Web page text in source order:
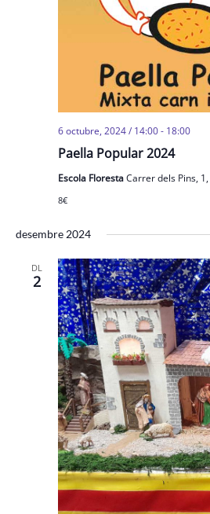
Paella Popular 2024
6 octubre, 2024 / 14:00- 18:00
Escola FlorestaCarrer dels Pins,
8€
desembre 2024
DL
2